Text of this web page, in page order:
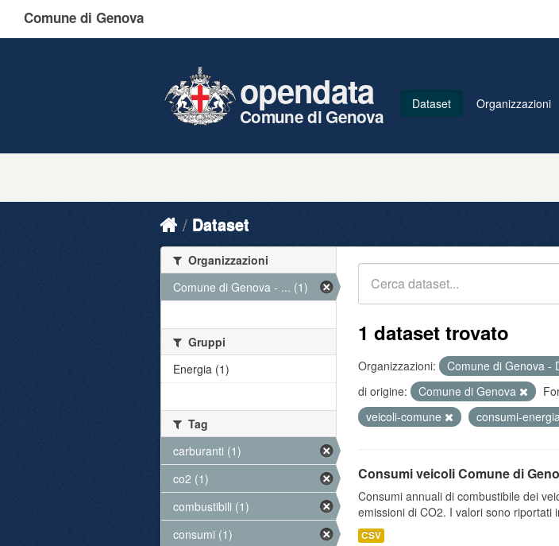
Comune di Genova
opendata
Comune di Genova
Dataset Organizzazioni
Dataset
1 dataset trovato
Organizzazioni: Comune di Genova -
di origine:
Comune di Genova
veicoli-comune
consumi-
Consumi veicoli Comune di
Consumi annuali di combustibile dei
emissioni di CO2. I valori sono riportati
CSV
Organizzazioni
Comune di Genova - ... (1)
Gruppi
Energia (1)
Tag
carburanti (1)
co2 (1)
combustibili (1)
consumi (1)